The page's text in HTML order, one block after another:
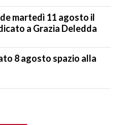
martedì 11 agosto il
a Grazia Deledda
8 agosto spazio alla